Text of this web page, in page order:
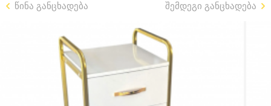
წინა განცხადება შემდეგი განცხადება